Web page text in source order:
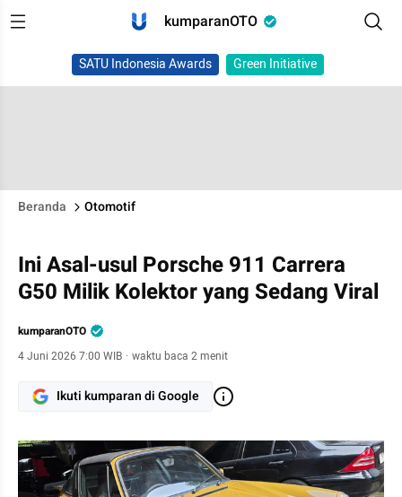
kumparanOTO
SATU Indonesia Awards Green Initiative
Beranda Otomotif
Ini Asal-usul Porsche 911 Carrera
G50 Milik Kolektor yang Sedang Viral
kumparanOTO
4 Juni 2026 7:00 WIB · waktu baca 2 menit
Ikuti kumparan di Google